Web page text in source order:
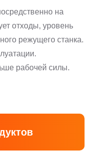
на
отходы, уровень
режущего станка.
рабочей силы.